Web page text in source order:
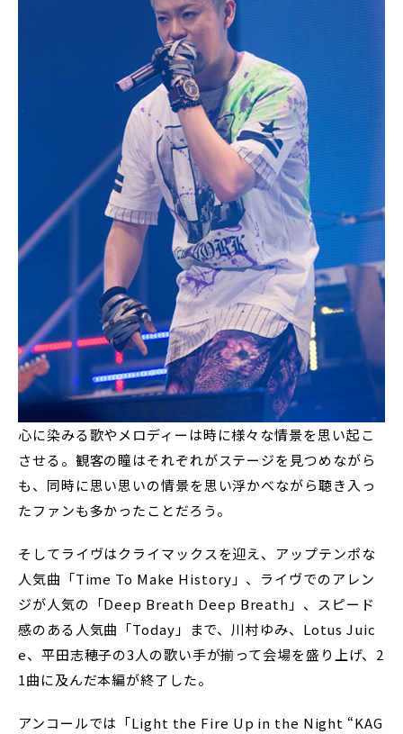
心に染みる歌やメロディーは時に様々な情景を思い起こ
させる。観客の瞳はそれぞれがステージを見つめながら
も、同時に思い思いの情景を思い浮かべながら聴き入っ
たファンも多かったことだろう。
そしてライヴはクライマックスを迎え、アップテンポな
人気曲「Time To Make History」、ライヴでのアレン
ジが人気の「Deep Breath Deep Breath」、スピード
感のある人気曲「Today」まで、川村ゆみ、Lotus Juic
e、平田志穂子の3人の歌い手が揃って会場を盛り上げ、2
1曲に及んだ本編が終了した。
アンコールでは「Light the Fire Up in the Night “KAG